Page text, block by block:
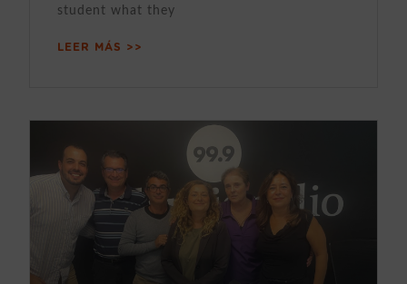
student what they
LEER MÁS >>